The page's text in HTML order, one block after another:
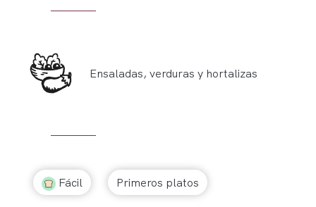
Ensaladas, verduras y hortalizas
Fácil Primeros platos